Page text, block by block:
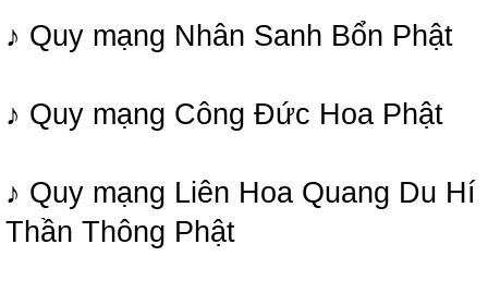
♪ Quy mạng Nhân Sanh Bổn Phật
♪ Quy mạng Công Đức Hoa Phật
♪ Quy mạng Liên Hoa Quang Du Hí
Thần Thông Phật